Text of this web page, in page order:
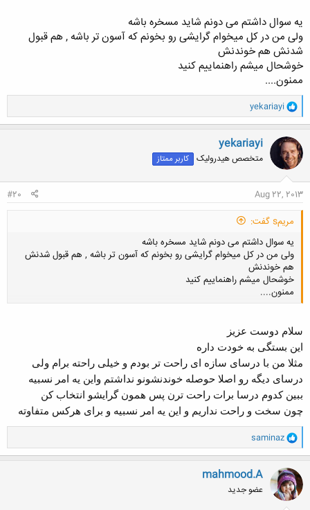
یه سوال داشتم می دونم شاید مسخره باشه
ولی من در کل میخوام گرایشی رو بخونم که آسون تر باشه , هم قبول
شدنش هم خوندنش
خوشحال میشم راهنماییم کنید
ممنون....
و
ا
ک
ن
ش
ه
ا
yekariayi
yekariayi
متخصص هیدرولیک کاربر ممتاز
Aug 22, 2013
#20
مریمs گفت:
یه سوال داشتم می دونم شاید مسخره باشه
ولی من در کل میخوام گرایشی رو بخونم که آسون تر باشه , هم قبول شدنش
هم خوندنش
خوشحال میشم راهنماییم کنید
ممنون....
سلام دوست عزیز
این بستگی به خودت داره
مثلا من با درسای سازه ای راحت تر بودم و خیلی راحته برام ولی
درسای دیگه رو اصلا حوصله خوندنشونو نداشتم واین یه امر نسبیه
ببین کدوم درسا برات راحت ترن پس همون گرایشو انتخاب کن
چون سخت و راحت نداریم و این یه امر نسبیه و برای هرکس متفاوته
و
ا
ک
ن
ش
ه
ا
saminaz
mahmood.A
عضو جدید